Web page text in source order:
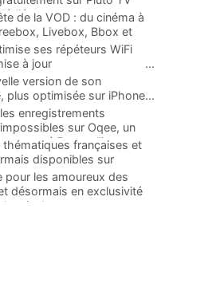
de la VOD : du cinéma à
Livebox, Bbox et
ses répéteurs WiFi
à jour
...
version de son
plus optimisée sur iPhone...
enregistrements
sur Oqee, un
Free pallie ce
françaises et
disponibles sur
pour les amoureux des
désormais en exclusivité
inclus